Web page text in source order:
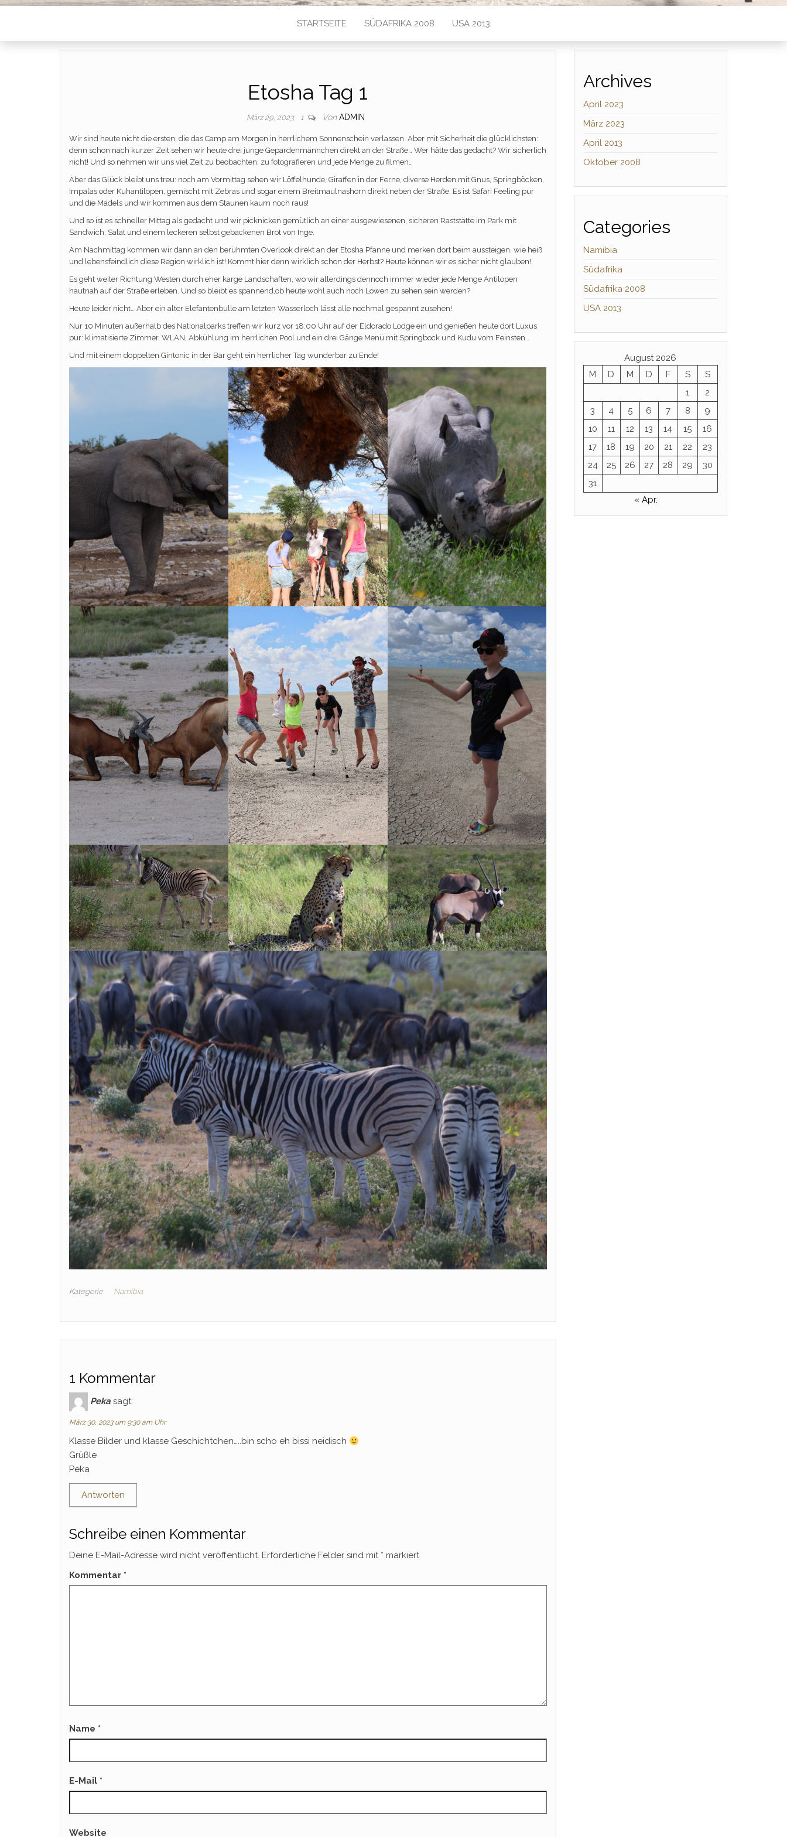
STARTSEITE SÜDAFRIKA 2008 USA 2013
Etosha Tag 1
März 29, 2023 1 Von ADMIN
Wir sind heute nicht die ersten, die das Camp am Morgen in herrlichem Sonnenschein verlassen. Aber mit Sicherheit die glücklichsten:
denn schon nach kurzer Zeit sehen wir heute drei junge Gepardenmännchen direkt an der Straße… Wer hätte das gedacht? Wir sicherlich
nicht! Und so nehmen wir uns viel Zeit zu beobachten, zu fotografieren und jede Menge zu filmen…
Aber das Glück bleibt uns treu: noch am Vormittag sehen wir Löffelhunde, Giraffen in der Ferne, diverse Herden mit Gnus, Springböcken,
Impalas oder Kuhantilopen, gemischt mit Zebras und sogar einem Breitmaulnashorn direkt neben der Straße. Es ist Safari Feeling pur
und die Mädels und wir kommen aus dem Staunen kaum noch raus!
Und so ist es schneller Mittag als gedacht und wir picknicken gemütlich an einer ausgewiesenen, sicheren Raststätte im Park mit
Sandwich, Salat und einem leckeren selbst gebackenen Brot von Inge.
Am Nachmittag kommen wir dann an den berühmten Overlook direkt an der Etosha Pfanne und merken dort beim aussteigen, wie heiß
und lebensfeindlich diese Region wirklich ist! Kommt hier denn wirklich schon der Herbst? Heute können wir es sicher nicht glauben!
Es geht weiter Richtung Westen durch eher karge Landschaften, wo wir allerdings dennoch immer wieder jede Menge Antilopen
hautnah auf der Straße erleben. Und so bleibt es spannend,ob heute wohl auch noch Löwen zu sehen sein werden?
Heute leider nicht… Aber ein alter Elefantenbulle am letzten Wasserloch lässt alle nochmal gespannt zusehen!
Nur 10 Minuten außerhalb des Nationalparks treffen wir kurz vor 18:00 Uhr auf der Eldorado Lodge ein und genießen heute dort Luxus
pur: klimatisierte Zimmer, WLAN, Abkühlung im herrlichen Pool und ein drei Gänge Menü mit Springbock und Kudu vom Feinsten…
Und mit einem doppelten Gintonic in der Bar geht ein herrlicher Tag wunderbar zu Ende!
Kategorie Namibia
1 Kommentar
Peka sagt:
März 30, 2023 um 9:30 am Uhr
Klasse Bilder und klasse Geschichtchen…..bin scho eh bissi neidisch
Grüßle
Peka
Antworten
Schreibe einen Kommentar
Deine E-Mail-Adresse wird nicht veröffentlicht. Erforderliche Felder sind mit * markiert
Kommentar *
Name *
E-Mail *
Website
Archives
April 2023
März 2023
April 2013
Oktober 2008
Categories
Namibia
Südafrika
Südafrika 2008
USA 2013
August 2026
M
D M D F S
S
1
2
3
4 5 6 7 8
9
10
11 12 13 14 15
16
17
18 19 20 21 22
23
24
25 26 27 28 29
30
31
« Apr.